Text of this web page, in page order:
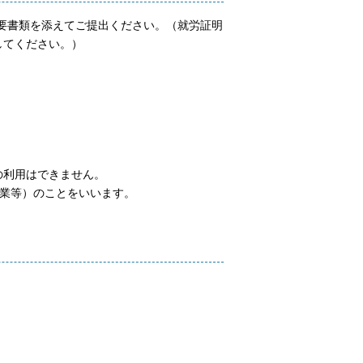
類を添えてご提出ください。（就労証明
ください。）
用はできません。
）のことをいいます。